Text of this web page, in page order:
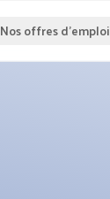
Nos offres d'emploi